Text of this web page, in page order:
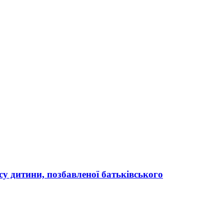
дитини, позбавленої батьківського